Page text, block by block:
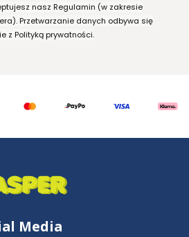
nasz Regulamin (w zakresie
Przetwarzanie danych odbywa się
z Polityką prywatności.
Media